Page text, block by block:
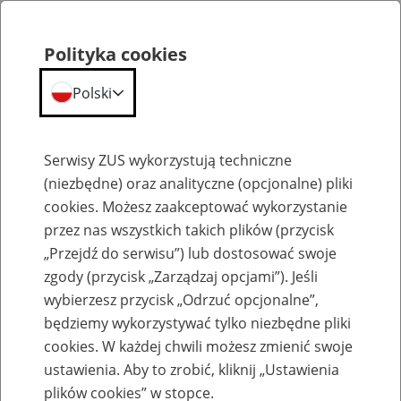
Emerytury
Baza zlikwidowanych lub
przekształconych zakładów pracy
Polityka cookies
Polski
Serwisy ZUS wykorzystują techniczne
(niezbędne) oraz analityczne (opcjonalne) pliki
cookies. Możesz zaakceptować wykorzystanie
przez nas wszystkich takich plików (przycisk
„Przejdź do serwisu”) lub dostosować swoje
zgody (przycisk „Zarządzaj opcjami”). Jeśli
wybierzesz przycisk „Odrzuć opcjonalne”,
będziemy wykorzystywać tylko niezbędne pliki
cookies. W każdej chwili możesz zmienić swoje
ustawienia. Aby to zrobić, kliknij „Ustawienia
plików cookies” w stopce.